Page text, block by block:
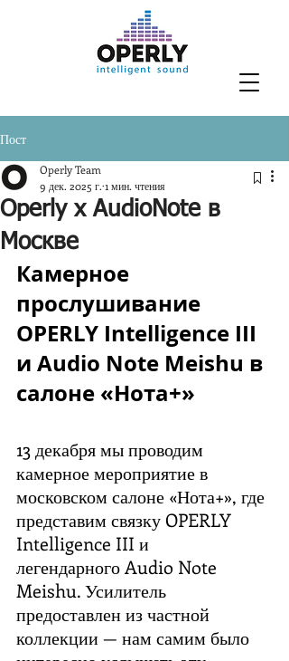
Пост
Operly x AudioNote в
Москве
Operly Team
9 дек. 2025 г. 1 мин. чтения
Камерное
прослушивание
OPERLY Intelligence III
и Audio Note Meishu в
салоне «Нота+»
13 декабря мы проводим
камерное мероприятие в
московском салоне «Нота+», где
представим связку OPERLY
Intelligence III и
легендарного Audio Note
Meishu. Усилитель
предоставлен из частной
коллекции — нам самим было